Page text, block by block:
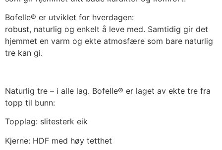
Bofelle® er utviklet for hverdagen:
robust, naturlig og enkelt å leve med. Samtidig gir det
hjemmet en varm og ekte atmosfære som bare naturlig
tre kan gi.
Naturlig tre – i alle lag. Bofelle® er laget av ekte tre fra
topp til bunn:
Topplag: slitesterk eik
Kjerne: HDF med høy tetthet